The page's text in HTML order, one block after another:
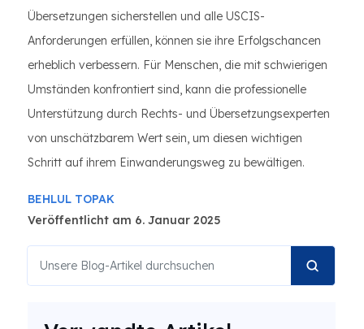
Übersetzungen sicherstellen und alle USCIS-
Anforderungen erfüllen, können sie ihre Erfolgschancen
erheblich verbessern. Für Menschen, die mit schwierigen
Umständen konfrontiert sind, kann die professionelle
Unterstützung durch Rechts- und Übersetzungsexperten
von unschätzbarem Wert sein, um diesen wichtigen
Schritt auf ihrem Einwanderungsweg zu bewältigen.
BEHLUL TOPAK
Veröffentlicht am 6. Januar 2025